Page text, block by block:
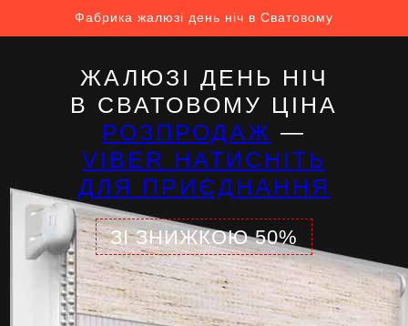
Фабрика жалюзі день ніч в Сватовому
ЖАЛЮЗІ ДЕНЬ НІЧ
В СВАТОВОМУ ЦІНА
РОЗПРОДАЖ —
VIBER НАТИСНІТЬ
ДЛЯ ПРИЄДНАННЯ
ЗІ ЗНИЖКОЮ 50%